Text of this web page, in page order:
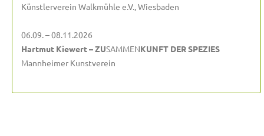
Künstlerverein Walkmühle e.V., Wiesbaden
06.09. – 08.11.2026
Hartmut Kiewert – ZUSAMMENKUNFT DER SPEZIES
Mannheimer Kunstverein